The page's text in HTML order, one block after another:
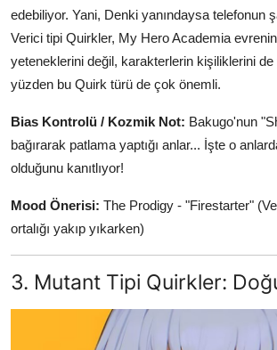
edebiliyor. Yani, Denki yanındaysa telefonun
Verici tipi Quirkler, My Hero Academia
yeteneklerini değil, karakterlerin kişiliklerini de
yüzden bu Quirk türü de çok önemli.
Bias Kontrolü / Kozmik Not: Bakugo'nun
bağırarak patlama yaptığı anlar... İşte o
olduğunu kanıtlıyor!
Mood Önerisi: The Prodigy - "Firestarter"
ortalığı yakıp yıkarken)
3. Mutant Tipi Quirkler: